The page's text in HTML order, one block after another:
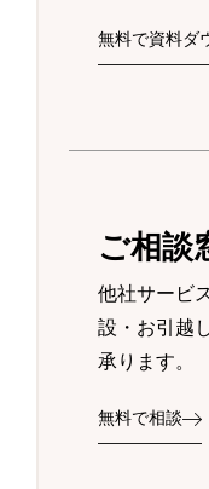
無料で資料ダ
ご相談
他社サービ
設・お引越
承ります。
無料で相談